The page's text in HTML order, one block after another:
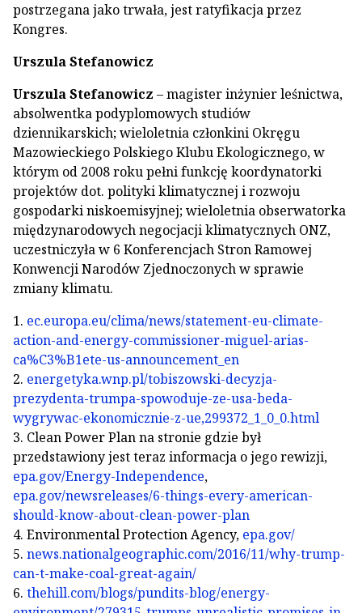
postrzegana jako trwała, jest ratyfikacja przez
Kongres.
Urszula Stefanowicz
Urszula Stefanowicz – magister inżynier leśnictwa,
absolwentka podyplomowych studiów
dziennikarskich; wieloletnia członkini Okręgu
Mazowieckiego Polskiego Klubu Ekologicznego, w
którym od 2008 roku pełni funkcję koordynatorki
projektów dot. polityki klimatycznej i rozwoju
gospodarki niskoemisyjnej; wieloletnia obserwatorka
międzynarodowych negocjacji klimatycznych ONZ,
uczestniczyła w 6 Konferencjach Stron Ramowej
Konwencji Narodów Zjednoczonych w sprawie
zmiany klimatu.
1. ec.europa.eu/clima/news/statement-eu-climate-
action-and-energy-commissioner-miguel-arias-
ca%C3%B1ete-us-announcement_en
2. energetyka.wnp.pl/tobiszowski-decyzja-
prezydenta-trumpa-spowoduje-ze-usa-beda-
wygrywac-ekonomicznie-z-ue,299372_1_0_0.html
3. Clean Power Plan na stronie gdzie był
przedstawiony jest teraz informacja o jego rewizji,
epa.gov/Energy-Independence,
epa.gov/newsreleases/6-things-every-american-
should-know-about-clean-power-plan
4. Environmental Protection Agency, epa.gov/
5. news.nationalgeographic.com/2016/11/why-trump-
can-t-make-coal-great-again/
6. thehill.com/blogs/pundits-blog/energy-